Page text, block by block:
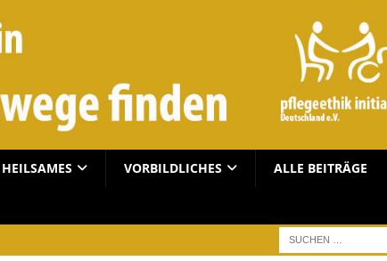
HEILSAMES VORBILDLICHES ALLE BEITRÄGE